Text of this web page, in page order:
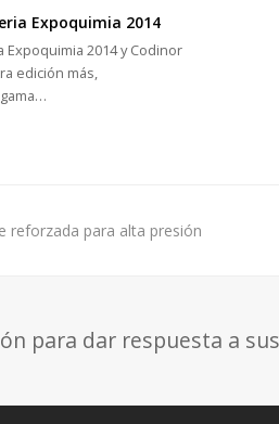
Expoquimia 2014
Expoquimia 2014 y Codinor
edición más,
reforzada para alta presión
para dar respuesta a